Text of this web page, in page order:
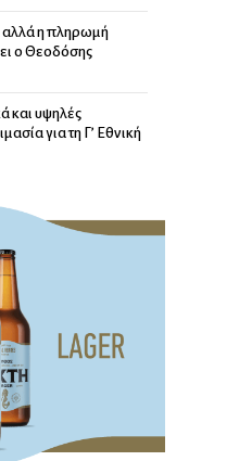
αλλά η πληρωμή
ο Θεοδόσης
και υψηλές
για τη Γ’ Εθνική